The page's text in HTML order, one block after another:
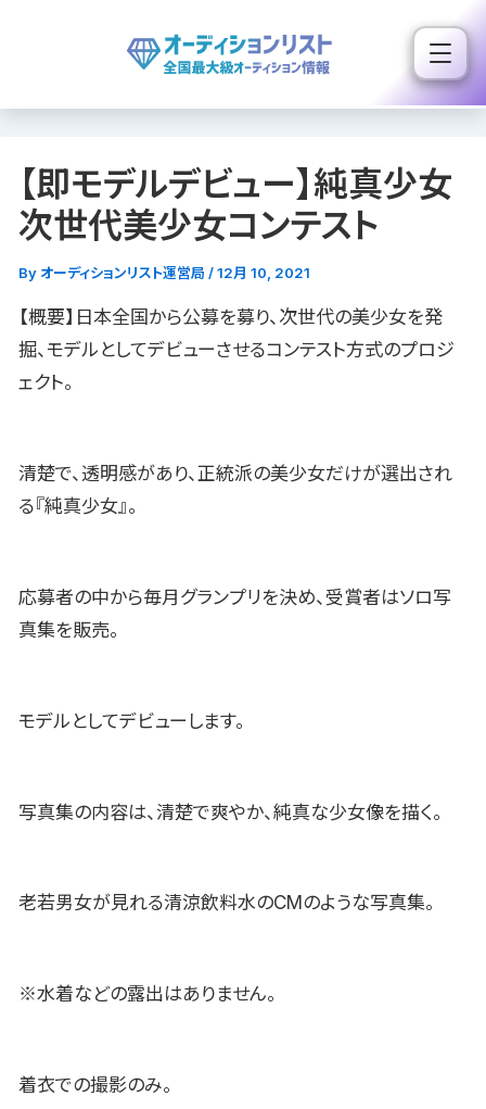
ス
【即モデルデビュー】純真少女
次世代美少女コンテスト
By オーディションリスト運営局 /12月 10, 2021
【概要】日本全国から公募を募り、次世代の美少女を発
掘、モデルとしてデビューさせるコンテスト方式のプロジ
ェクト。
清楚で、透明感があり、正統派の美少女だけが選出され
る『純真少女』。
応募者の中から毎月グランプリを決め、受賞者はソロ写
真集を販売。
モデルとしてデビューします。
写真集の内容は、清楚で爽やか、純真な少女像を描く。
老若男女が見れる清涼飲料水のCMのような写真集。
※水着などの露出はありません。
着衣での撮影のみ。